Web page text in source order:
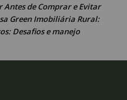
Antes de Comprar e Evitar
Green Imobiliária Rural:
Desafios e manejo